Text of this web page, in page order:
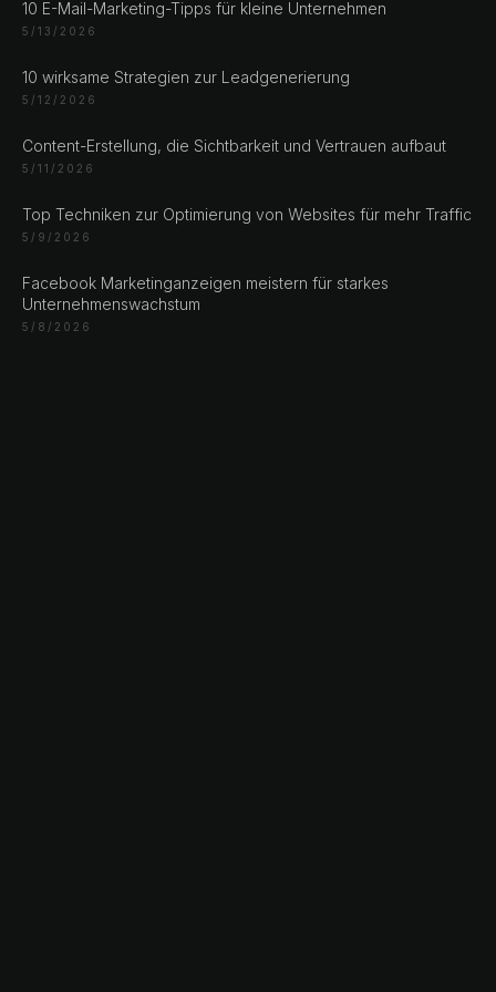
10 E-Mail-Marketing-Tipps für kleine Unternehmen
5/13/2026
10 wirksame Strategien zur Leadgenerierung
5/12/2026
Content-Erstellung, die Sichtbarkeit und Vertrauen aufbaut
5/11/2026
Top Techniken zur Optimierung von Websites für mehr Traffic
5/9/2026
Facebook Marketinganzeigen meistern für starkes
Unternehmenswachstum
5/8/2026